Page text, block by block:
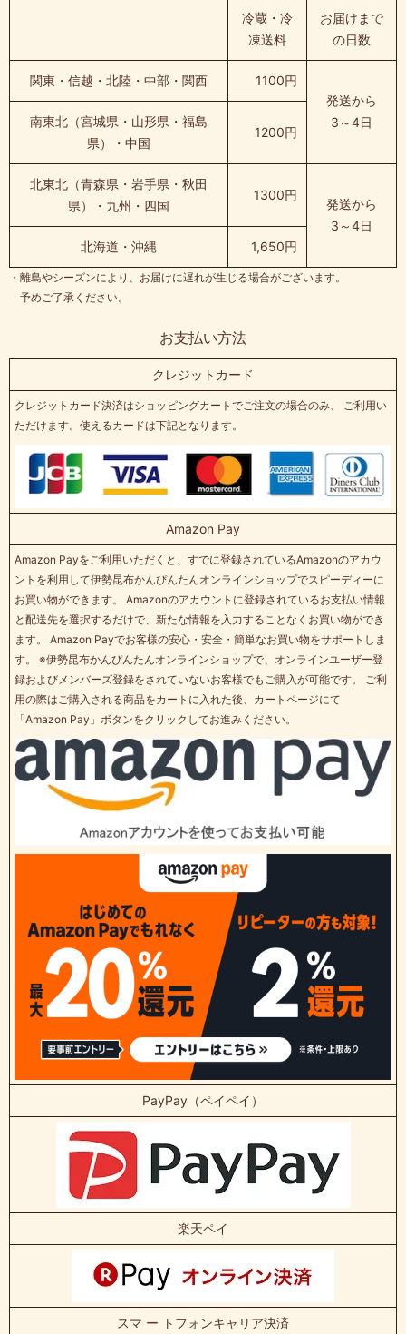
冷蔵・冷
凍送料
お届けまで
の日数
関東・信越・北陸・中部・関西
1100円
発送から
3～4日
南東北（宮城県・山形県・福島
県）・中国
1200円
北東北（青森県・岩手県・秋田
県）・九州・四国
1300円
発送から
3～4日
北海道・沖縄
1,650円
・離島やシーズンにより、お届けに遅れが生じる場合がございます。
予めご了承ください。
お支払い方法
クレジットカード
クレジットカード決済はショッピングカートでご注文の場合のみ、 ご利用い
ただけます。使えるカードは下記となります。
Amazon Pay
Amazon Payをご利用いただくと、すでに登録されているAmazonのアカウ
ントを利用して伊勢昆布かんぴんたんオンラインショップでスピーディーに
お買い物ができます。 Amazonのアカウントに登録されているお支払い情報
と配送先を選択するだけで、新たな情報を入力することなくお買い物ができ
ます。 Amazon Payでお客様の安心・安全・簡単なお買い物をサポートしま
す。 ※伊勢昆布かんぴんたんオンラインショップで、オンラインユーザー登
録およびメンバーズ登録をされていないお客様でもご購入が可能です。 ご利
用の際はご購入される商品をカートに入れた後、カートページにて
「Amazon Pay」ボタンをクリックしてお進みください。
PayPay（ペイペイ）
楽天ペイ
スマ ー トフォンキャリア決済